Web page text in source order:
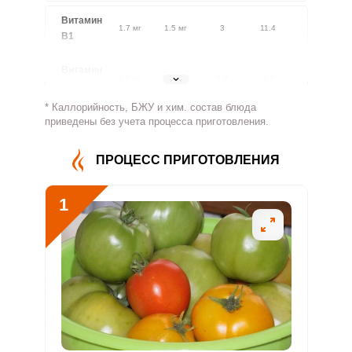
Витамин
В1
1.7 мг 1.5 мг 3 11.4
1.8 мг
Витамин
177.7 мг 500 мг 0.9 3.6
Витамин
В5
Витамин
В6
3.3 мг 4.4 16.5
Витамин
В9
252.4 мкг 400 мкг 1.7 6.3
Витамин
В12
0 3 мкг 0
* Каллорийность, БЖУ и хим. состав блюда
приведены без учета процесса приготовления.
ПРОЦЕСС ПРИГОТОВЛЕНИЯ
1